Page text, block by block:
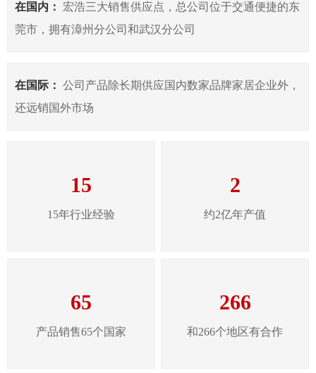
在国内：
宏浩三大销售供应点，总公司位于交通便捷的东
莞市，拥有漳州分公司和武汉分公司
在国际： 公司产品除长期供应国内数家品牌家居企业外，
还远销国外市场
15
15年行业经验
2
约2亿年产值
65
产品销售65个国家
266
和266个地区有合作